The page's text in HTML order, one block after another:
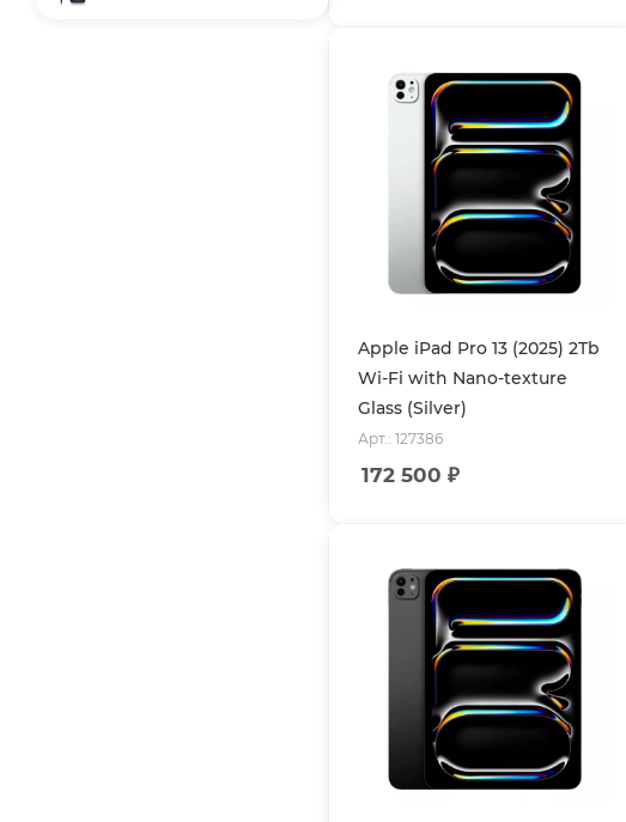
Apple iPad Pro 13 (2025) 2Tb
Wi-Fi with Nano-texture
Glass (Silver)
Арт.: 127386
172 500 ₽